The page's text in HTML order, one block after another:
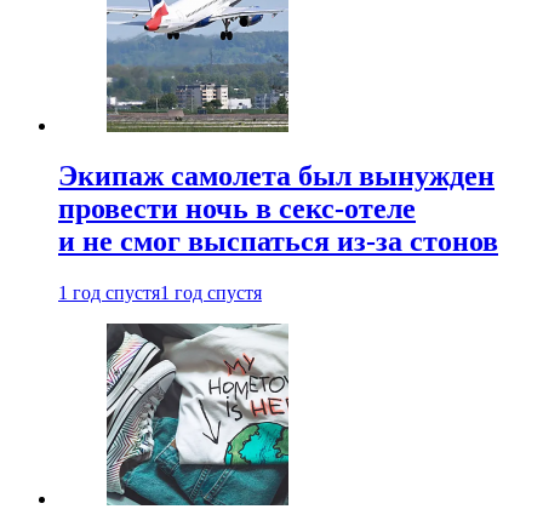
Экипаж самолета был вынужден
провести ночь в секс-отеле
и не смог выспаться из-за стонов
1 год спустя1 год спустя